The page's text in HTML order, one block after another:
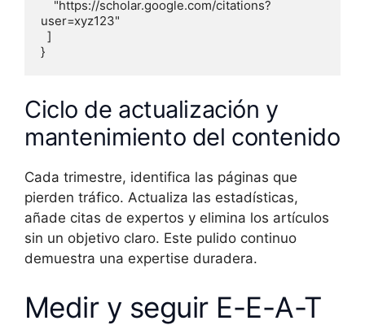
user=xyz123"
}
Ciclo de actualización y
mantenimiento del contenido
Cada trimestre, identifica las páginas que
pierden tráfico. Actualiza las estadísticas,
añade citas de expertos y elimina los artículos
sin un objetivo claro. Este pulido continuo
demuestra una expertise duradera.
Medir y seguir E-E-A-T